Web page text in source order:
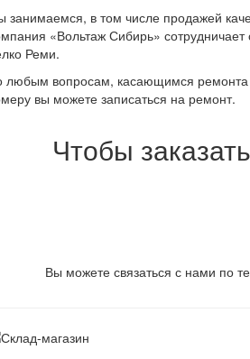
занимаемся, в том числе продажей
«Вольтаж Сибирь»
Реми.
любым вопросам, касающимся ремонта
вы можете записаться на ремонт.
Чтобы
Вы можете связаться с нами по